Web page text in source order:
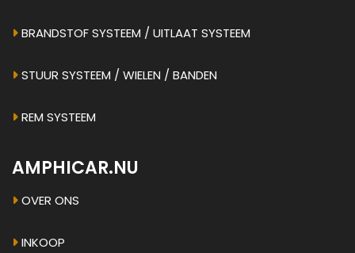
BRANDSTOF SYSTEEM / UITLAAT SYSTEEM
STUUR SYSTEEM / WIELEN / BANDEN
REM SYSTEEM
AMPHICAR.NU
OVER ONS
INKOOP